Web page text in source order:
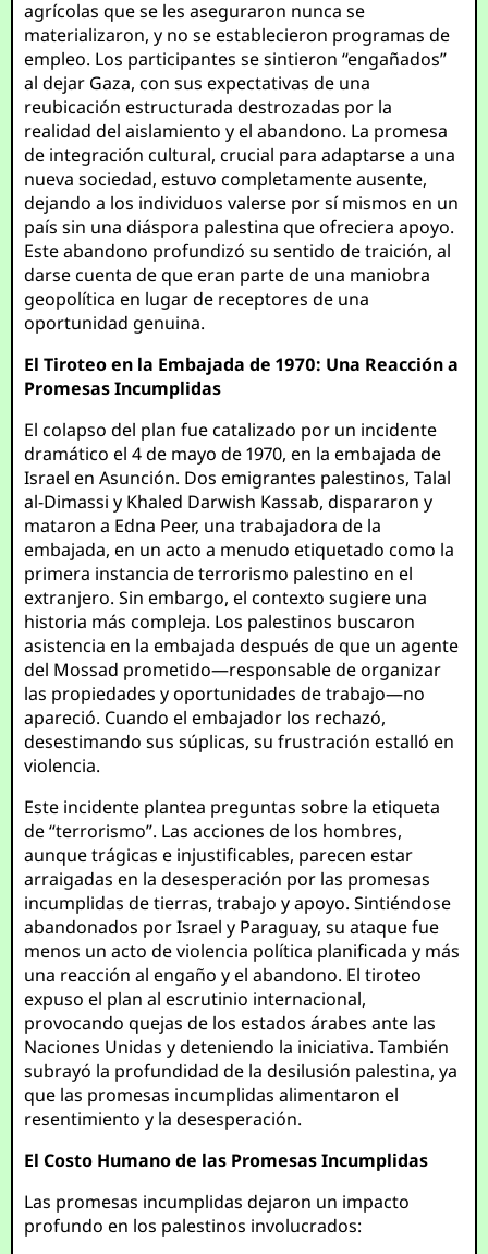
agrícolas que se les aseguraron nunca se
materializaron, y no se establecieron programas de
empleo. Los participantes se sintieron “engañados”
al dejar Gaza, con sus expectativas de una
reubicación estructurada destrozadas por la
realidad del aislamiento y el abandono. La promesa
de integración cultural, crucial para adaptarse a una
nueva sociedad, estuvo completamente ausente,
dejando a los individuos valerse por sí mismos en un
país sin una diáspora palestina que ofreciera apoyo.
Este abandono profundizó su sentido de traición, al
darse cuenta de que eran parte de una maniobra
geopolítica en lugar de receptores de una
oportunidad genuina.
El Tiroteo en la Embajada de 1970: Una Reacción a
Promesas Incumplidas
El colapso del plan fue catalizado por un incidente
dramático el 4 de mayo de 1970, en la embajada de
Israel en Asunción. Dos emigrantes palestinos, Talal
al-Dimassi y Khaled Darwish Kassab, dispararon y
mataron a Edna Peer, una trabajadora de la
embajada, en un acto a menudo etiquetado como la
primera instancia de terrorismo palestino en el
extranjero. Sin embargo, el contexto sugiere una
historia más compleja. Los palestinos buscaron
asistencia en la embajada después de que un agente
del Mossad prometido—responsable de organizar
las propiedades y oportunidades de trabajo—no
apareció. Cuando el embajador los rechazó,
desestimando sus súplicas, su frustración estalló en
violencia.
Este incidente plantea preguntas sobre la etiqueta
de “terrorismo”. Las acciones de los hombres,
aunque trágicas e injustificables, parecen estar
arraigadas en la desesperación por las promesas
incumplidas de tierras, trabajo y apoyo. Sintiéndose
abandonados por Israel y Paraguay, su ataque fue
menos un acto de violencia política planificada y más
una reacción al engaño y el abandono. El tiroteo
expuso el plan al escrutinio internacional,
provocando quejas de los estados árabes ante las
Naciones Unidas y deteniendo la iniciativa. También
subrayó la profundidad de la desilusión palestina, ya
que las promesas incumplidas alimentaron el
resentimiento y la desesperación.
El Costo Humano de las Promesas Incumplidas
Las promesas incumplidas dejaron un impacto
profundo en los palestinos involucrados: